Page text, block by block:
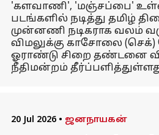
'களவாணி', 'மஞ்சப்பை'
படங்களில் நடித்து தமிழ்
முன்னணி நடிகராக வலம்
விமலுக்கு காசோலை (செக்)
ஓராண்டு சிறை தண்டனை
நீதிமன்றம்
20 Jul 2026 • ஜனநாயகன்